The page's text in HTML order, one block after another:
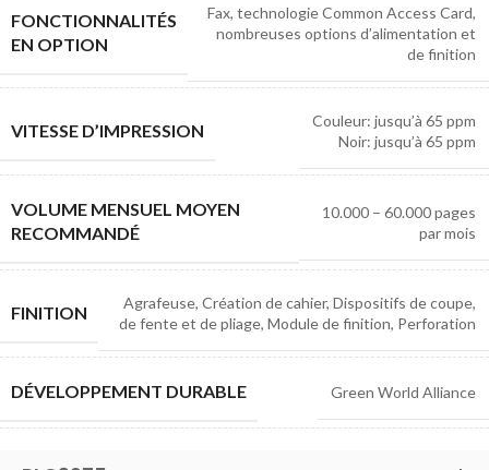
FONCTIONNALITÉS
EN OPTION
Fax, technologie Common Access Card,
nombreuses options d’alimentation et
de finition
VITESSE D’IMPRESSION
Couleur: jusqu’à 65 ppm
Noir: jusqu’à 65 ppm
VOLUME MENSUEL MOYEN
RECOMMANDÉ
10.000 – 60.000 pages
par mois
FINITION
Agrafeuse, Création de cahier, Dispositifs de coupe,
de fente et de pliage, Module de finition, Perforation
DÉVELOPPEMENT DURABLE Green World Alliance